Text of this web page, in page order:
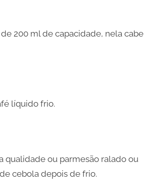
200 ml de capacidade, nela cabe
líquido frio.
qualidade ou parmesão ralado ou
cebola depois de frio.